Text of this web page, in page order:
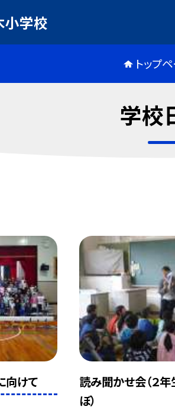
小学校
トップ
学校
けて
読み聞かせ会（２年
ぼ）